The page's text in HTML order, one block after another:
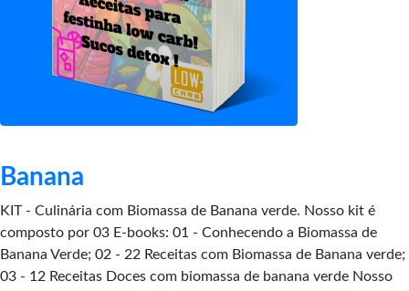
Banana
KIT - Culinária com Biomassa de Banana verde. Nosso kit é
composto por 03 E-books: 01 - Conhecendo a Biomassa de
Banana Verde; 02 - 22 Receitas com Biomassa de Banana verde;
03 - 12 Receitas Doces com biomassa de banana verde Nosso